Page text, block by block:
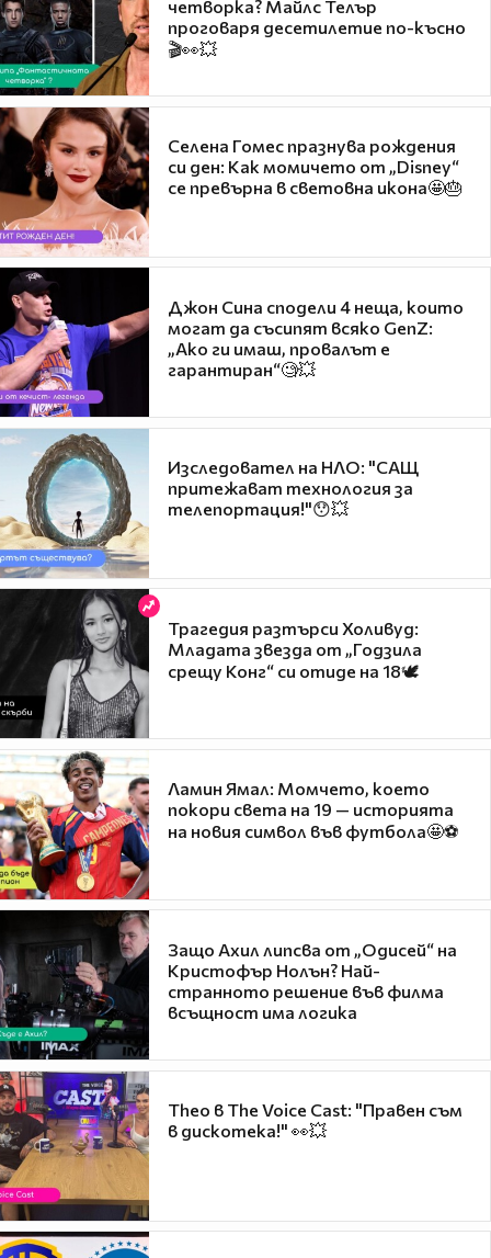
четворка? Майлс Телър
проговаря десетилетие по-късно
🎬👀💥
Селена Гомес празнува рождения
си ден: Как момичето от „Disney“
се превърна в световна икона🤩🎂
Джон Сина сподели 4 неща, които
могат да съсипят всяко GenZ:
„Ако ги имаш, провалът е
гарантиран“🧐💥
Изследовател на НЛО: "САЩ
притежават технология за
телепортация!"😯💥
Трагедия разтърси Холивуд:
Младата звезда от „Годзила
срещу Конг“ си отиде на 18🕊️
Ламин Ямал: Момчето, което
покори света на 19 — историята
на новия символ във футбола🤩⚽
Защо Ахил липсва от „Одисей“ на
Кристофър Нолън? Най-
странното решение във филма
всъщност има логика
Theo в The Voice Cast: "Правен съм
в дискотека!" 👀💥